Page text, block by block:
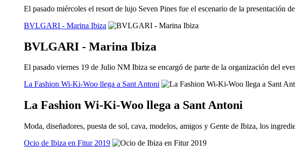
El pasado miércoles el resort de lujo Seven Pines fue el escenario de la
BVLGARI - Marina Ibiza
BVLGARI - Marina Ibiza
El pasado viernes 19 de Julio NM Ibiza se encargó de parte de la organización del
La Fashion Wi-Ki-Woo llega a Sant Antoni
La Fashion Wi-Ki-Woo llega a Sant Antoni
Moda, diseñadores, puesta de sol, cava, modelos, amigos y Gente de Ibiza, los
Ocio de Ibiza en Fitur 2019